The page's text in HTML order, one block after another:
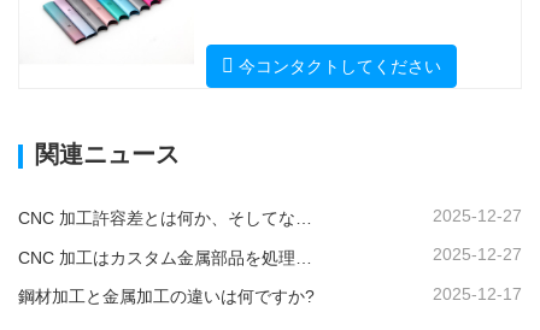
今コンタクトしてください
関連ニュース
CNC 加工許容差とは何か、そしてなぜそれが重要なのか? 2025-12-27
2025-12-27
鋼材加工と金属加工の違いは何ですか? 2025-12-17